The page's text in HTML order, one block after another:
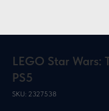
LEGO Star Wars:
PS5
SKU: 2327538